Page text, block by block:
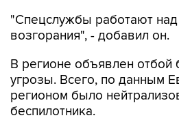
"Спецслужбы работают
возгорания", - добавил он.
В регионе объявлен отбой
угрозы. Всего, по данным
регионом было
беспилотника.